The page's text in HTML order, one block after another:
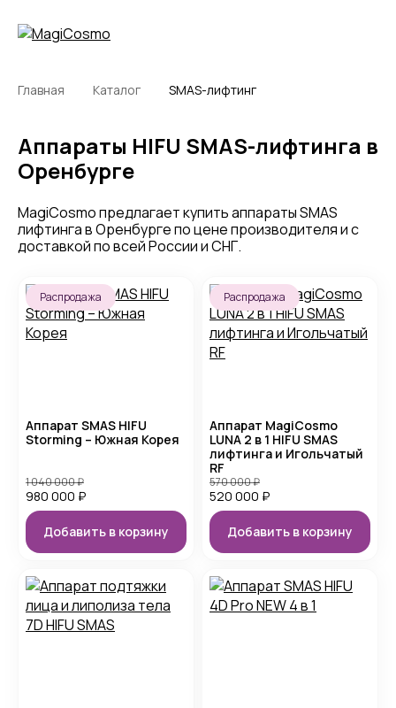
Главная Каталог SMAS-лифтинг
Аппараты HIFU SMAS-лифтинга в
Оренбурге
MagiCosmo предлагает купить аппараты SMAS
лифтинга в Оренбурге по цене производителя и с
доставкой по всей России и СНГ.
Распродажа
Аппарат SMAS HIFU
Storming – Южная Корея
980 000 ₽
1 040 000₽
Добавить в корзину
Распродажа
Аппарат MagiCosmo
LUNA 2 в 1 HIFU SMAS
лифтинга и Игольчатый
RF
520 000 ₽
570 000₽
Добавить в корзину